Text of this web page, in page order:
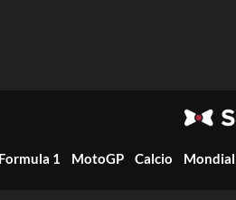
Formula 1 MotoGP Calcio